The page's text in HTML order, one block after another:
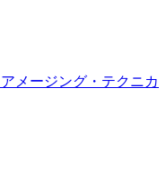
メージング・テクニカ